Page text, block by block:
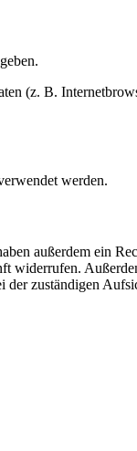
(z. B.
werden.
außerdem ein
widerrufen.
der zuständigen